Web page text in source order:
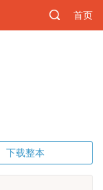
首页
下载整本